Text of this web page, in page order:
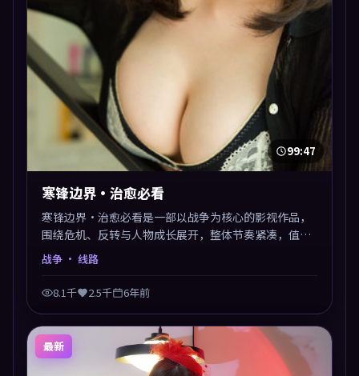
99:47
寒锋边界·治愈必看
寒锋边界·治愈必看是一部以战争为核心的影视作品，
围绕危机、反转与人物成长展开，整体节奏紧凑，值得
推荐观看。
战争 · 线路
8.1千 2.5千 6年前
最新